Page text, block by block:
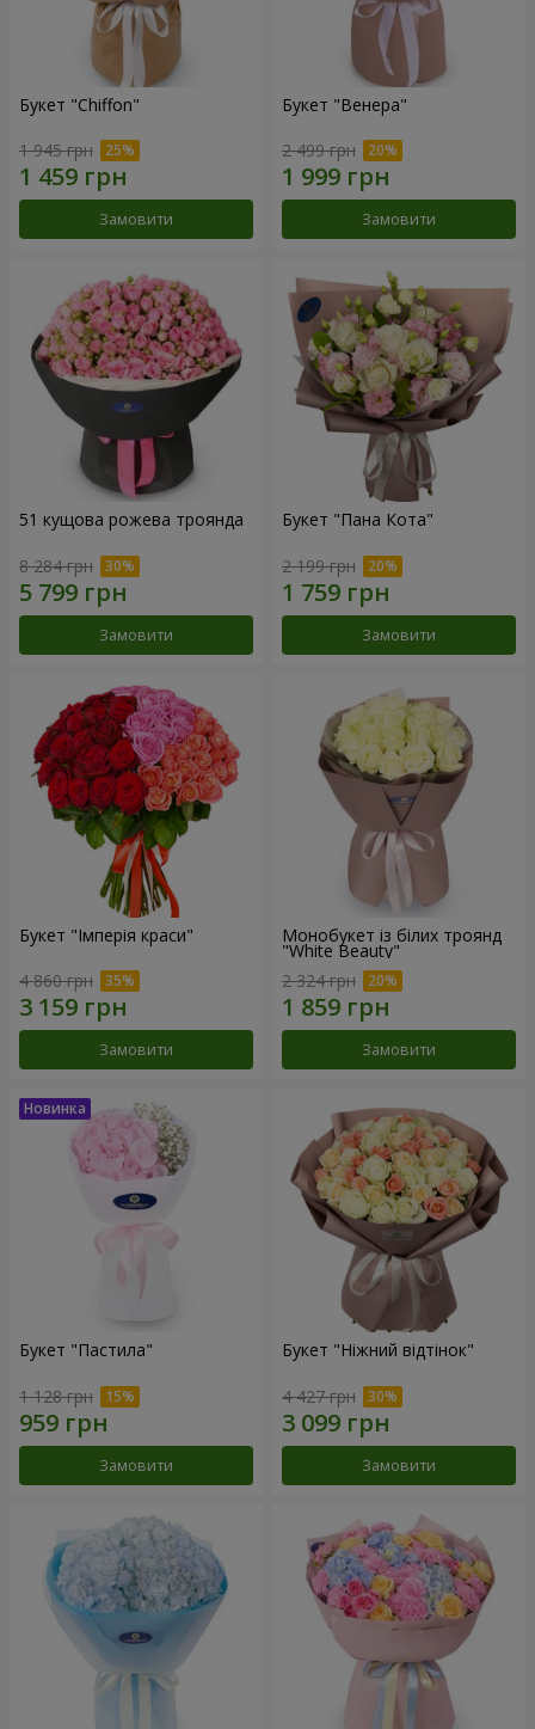
Букет "Chiffon"
1 945 грн
Замовити
Букет "Венера"
2 499 грн
Замовити
51 кущова рожева троянда
8 284 грн
Замовити
Букет "Пана Кота"
2 199 грн
Замовити
Букет "Імперія краси"
4 860 грн
Замовити
Монобукет із білих троянд
"White Beauty"
2 324 грн
Замовити
Букет "Пастила"
1 128 грн
Замовити
Букет "Ніжний відтінок"
4 427 грн
Замовити